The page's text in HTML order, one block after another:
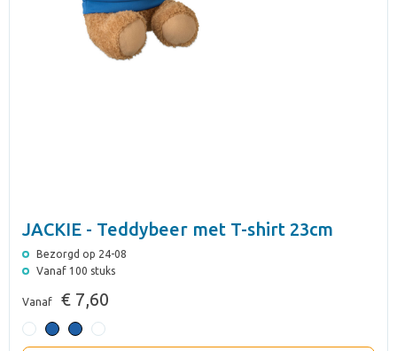
JACKIE - Teddybeer met T-shirt 23cm
Bezorgd op 24-08
Vanaf 100 stuks
Vanaf € 7,60